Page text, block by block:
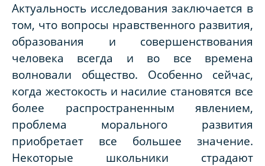
Актуальность исследования заключается в
том, что вопросы нравственного развития,
образования и совершенствования
человека всегда и во все времена
волновали общество. Особенно сейчас,
когда жестокость и насилие становятся все
более распространенным явлением,
проблема морального развития
приобретает все большее значение.
Некоторые школьники страдают